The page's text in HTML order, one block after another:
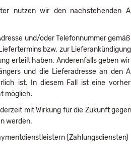
nutzen wir den nachstehenden
und/oder Telefonnummer
bzw. zur
erteilt haben. Anderenfalls geben
und die Lieferadresse an den
ist. In diesem Fall ist eine
möglich.
mit Wirkung für die Zukunft
werden.
(Zahlungsdiensten)